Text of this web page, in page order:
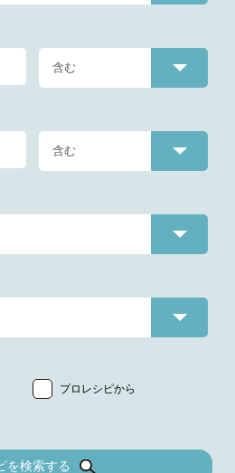
プロレシピから
を検索する